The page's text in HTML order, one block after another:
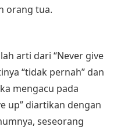
orang tua.
arti dari “Never give
“tidak pernah” dan
mengacu pada
up” diartikan dengan
seseorang